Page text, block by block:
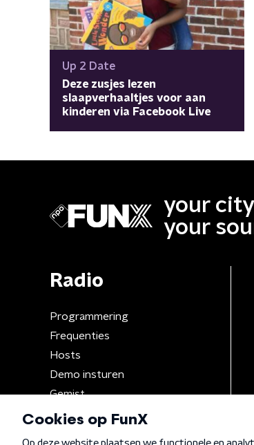
Up 2 Date
Deze zusjes lezen
slaapverhaaltjes voor aan
kinderen via Facebook Live
your city
your
Radio
Programmering
Frequenties
Hosts
Demo insturen
Gemist